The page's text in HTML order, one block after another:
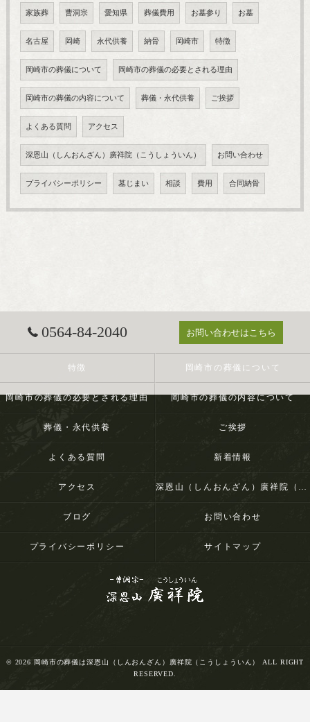
家族葬 曹洞宗 愛知県 葬儀費用 お墓参り お墓
名古屋 岡崎 永代供養 納骨 岡崎市 特徴
岡崎市の葬儀について 岡崎市の葬儀の必要とされる理由
岡崎市の葬儀の内容について 葬儀・永代供養 ご挨拶
よくある質問 アクセス
深恩山（しんおんざん）廣祥院（こうしょういん） お問い合わせ
プライバシーポリシー 墓じまい 相談 費用 合同納骨
0564-84-2040 お問い合わせはこちら
特徴 岡崎市の葬儀について
岡崎市の葬儀の必要とされる理由 岡崎市の葬儀の内容について
葬儀・永代供養 ご挨拶
よくある質問 新着情報
アクセス 深恩山（しんおんざん）廣祥院（こうしょういん）
ブログ お問い合わせ
プライバシーポリシー サイトマップ
© 2026 岡崎市の葬儀は深恩山（しんおんざん）廣祥院（こうしょういん） ALL RIGHT
RESERVED.